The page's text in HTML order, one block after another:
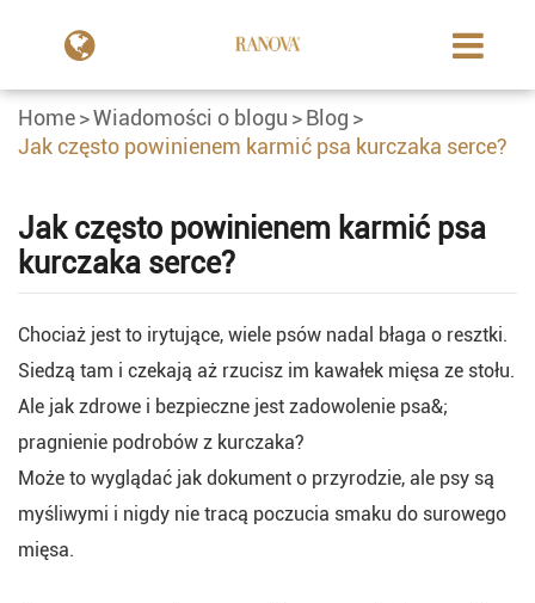
Home Wiadomości o blogu
Blog
Jak często powinienem karmić psa kurczaka serce?
Jak często powinienem karmić psa
kurczaka serce?
Chociaż jest to irytujące, wiele psów nadal błaga o resztki.
Siedzą tam i czekają aż rzucisz im kawałek mięsa ze stołu.
Ale jak zdrowe i bezpieczne jest zadowolenie psa&;
pragnienie podrobów z kurczaka?
Może to wyglądać jak dokument o przyrodzie, ale psy są
myśliwymi i nigdy nie tracą poczucia smaku do surowego
mięsa.